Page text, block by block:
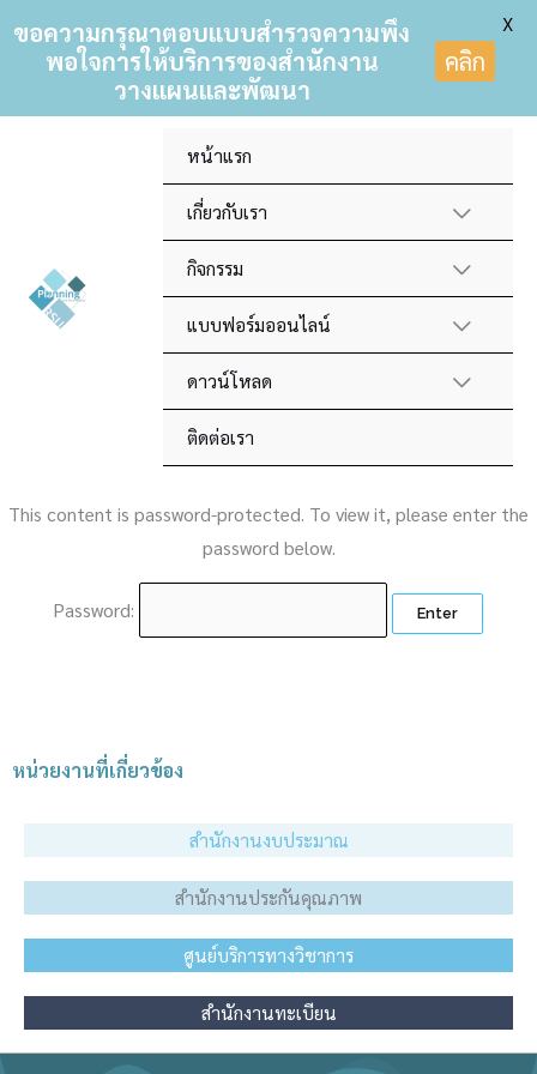
หน้าแรก
เกี่ยวกับเรา
กิจกรรม
แบบฟอร์มออนไลน์
ดาวน์โหลด
ติดต่อเรา
This content is password-protected. To view it, please enter the
password below.
Password:
หน่วยงานที่เกี่ยวข้อง
สำนักงานงบประมาณ
สำนักงานประกันคุณภาพ
ศูนย์บริการทางวิชาการ
สำนักงานทะเบียน
ขอความกรุณาตอบแบบสำรวจความพึง
พอใจการให้บริการของสำนักงาน
วางแผนและพัฒนา
คลิก
X